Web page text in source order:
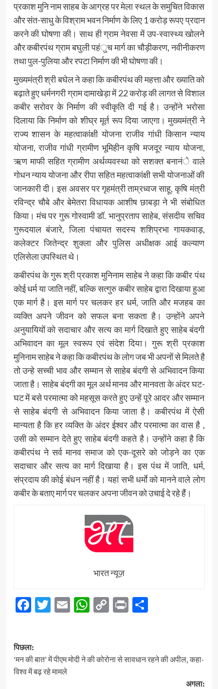
प्रकाश मुनि नाम साहब के आग्रह पर मेला स्थल के समुचित विकास
और संत-साधु के विश्राम भवन निर्माण के लिए 1 करोड़ रूपए प्रदान
करने की घोषणा की। साथ ही ग्राम नेवसा में उप-स्वास्थ्य खोलने
और कबीरपंथ ग्राम बघुली पहंुच मार्ग का चौड़ीकरण, नवीनीकरण
तथा पुल-पुलिया और रपटा निर्माण की भी घोषणा की।
मुख्यमंत्री श्री बघेल ने कहा कि कबीरपंथ की महत्ता और ख्याति को
बढ़ाते हुए धर्मनगरी ग्राम दामाखेड़ा में 22 करोड़ की लागत से विशाल
कबीर सरोवर के निर्माण की स्वीकृति दी गई है। उन्होंने भरोसा
दिलाया कि निर्माण को शीघ्र मूर्त रूप दिया जाएगा। मुख्यमंत्री ने
राज्य शासन के महत्वाकांक्षी योजना राजीव गांधी किसान न्याय
योजना, राजीव गांधी ग्रामीण भूमिहीन कृषि मजदूर न्याय योजना,
ऋण माफी सहित ग्रामीण अर्थव्यवस्था को सशक्त बनानंे वाले
गोधन न्याय योजना और रीपा सहित महत्वाकांक्षी सभी योजनाओं की
जानकारी दी। इस अवसर पर गृहमंत्री ताम्रध्वज साहू, कृषि मंत्री
रविन्द्र चौबे और बेमेतरा विधायक आशीष छाबड़ा ने भी संबोधित
किया। मंच पर गुरू गोस्वामी डॉ. भानुप्रताप साहेब, संसदीय सचिव
गुरूदयाल बंजारे, जिला पंचायत सदस्य शशिप्रभा गायकवाड़,
कलेक्टर जितेन्द्र शुक्ला और पुलिस अधीक्षक आई कल्याण
एलिसेला उपस्थित थे।
कबीरपंथ के गुरू श्री प्रकाश मुनिनाम साहेब ने कहा कि कबीर पंथ
कोई धर्म या जाति नहीं, बल्कि सत्गुरु कबीर साहेब द्वारा दिखाया हुआ
एक मार्ग है। इस मार्ग पर चलकर हर धर्म, जाति और मजहब का
व्यक्ति अपने जीवन को सफल बना सकता है। उन्होंने अपने
अनुयायियों को सदाचार और सत्य का मार्ग दिखाते हुए साहेब बंदगी
अभिवादन का मूल स्वरूप एवं संदेश दिया। गुरू श्री प्रकाश
मुनिनाम साहेब ने कहा कि कबीरपंथ के लोग जब भी अपनों से मिलते है
तो उन्हे सच्ची भाव और सम्मान से साहेब बंदगी से अभिवादन किया
जाता है। साहेब बंदगी का मूल अर्थ मानव और मानवता के अंदर घट-
घट में बसे परमात्मा को महसूस करते हुए उन्हें पूरे आदर और सम्मान
से साहेब बंदगी से अभिवादन किया जाता है। कबीरपंथ में ऐसी
मान्यता है कि हर व्यक्ति के अंदर ईश्वर और परमात्मा का वास है ,
उसी को सम्मान देते हुए साहेब बंदगी कहते है। उन्होंने कहा है कि
कबीरपंथ ने सर्व मानव समाज को एक-दूसरे को जोड़ने का एक
सदाचार और सत्य का मार्ग दिखाया है। इस पंथ में जाति, धर्म,
संप्रदाय की कोई बंधन नहीं है। यहां सभी धर्माे को मानने वाले लोग
कबीर के बताए मार्ग पर चलकर अपना जीवन को उचाई दे रहे हैं।
भारत न्यूज़
Facebook
Twitter
EmailWhatsApp
Copy
PrintShare
पोस्ट
नेविगेशन
पिछला:
‘मन की बात’ में पीएम मोदी ने की कोरोना से सावधान रहने की अपील, कहा-
विश्व में बढ़ रहे मामले
अगला: